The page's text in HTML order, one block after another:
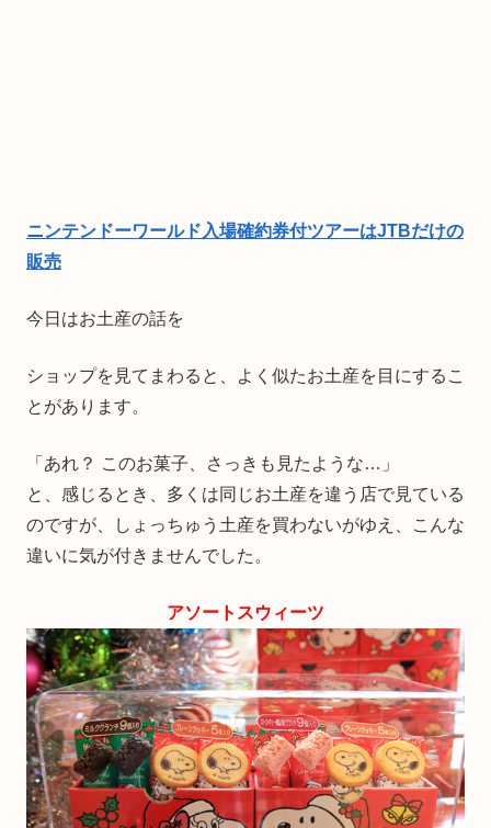
ニンテンドーワールド入場確約券付ツアーはJTBだけの
販売
今日はお土産の話を
ショップを見てまわると、よく似たお土産を目にするこ
とがあります。
「あれ？ このお菓子、さっきも見たような…」
と、感じるとき、多くは同じお土産を違う店で見ている
のですが、しょっちゅう土産を買わないがゆえ、こんな
違いに気が付きませんでした。
アソートスウィーツ